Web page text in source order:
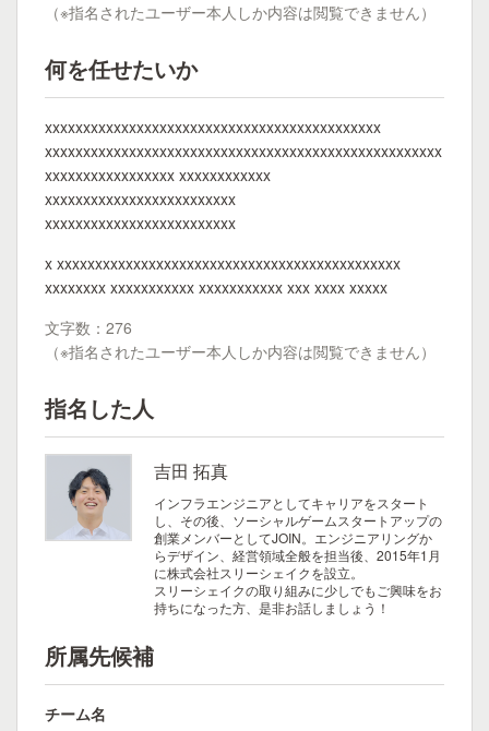
（※指名されたユーザー本人しか内容は閲覧できません）
何を任せたいか
xxxxxxxxxxxxxxxxxxxxxxxxxxxxxxxxxxxxxxxxxxxx
xxxxxxxxxxxxxxxxxxxxxxxxxxxxxxxxxxxxxxxxxxxxxxxxxxxx
xxxxxxxxxxxxxxxxx xxxxxxxxxxxx
xxxxxxxxxxxxxxxxxxxxxxxxx
xxxxxxxxxxxxxxxxxxxxxxxxx
x xxxxxxxxxxxxxxxxxxxxxxxxxxxxxxxxxxxxxxxxxxxxx
xxxxxxxx xxxxxxxxxxx xxxxxxxxxxx xxx xxxx xxxxx
文字数：276
（※指名されたユーザー本人しか内容は閲覧できません）
指名した人
吉田 拓真
インフラエンジニアとしてキャリアをスタート
し、その後、ソーシャルゲームスタートアップの
創業メンバーとしてJOIN。エンジニアリングか
らデザイン、経営領域全般を担当後、2015年1月
に株式会社スリーシェイクを設立。
スリーシェイクの取り組みに少しでもご興味をお
持ちになった方、是非お話しましょう！
所属先候補
チーム名